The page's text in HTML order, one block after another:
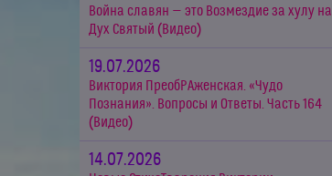
Война славян — это Возмездие за хулу на
Дух Святый (Видео)
19.07.2026
Виктория ПреобРАженская. «Чудо
Познания». Вопросы и Ответы. Часть 164
(Видео)
14.07.2026